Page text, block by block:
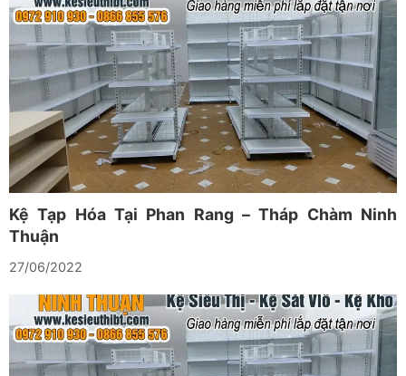
Kệ Tạp Hóa Tại Phan Rang – Tháp Chàm Ninh
Thuận
27/06/2022